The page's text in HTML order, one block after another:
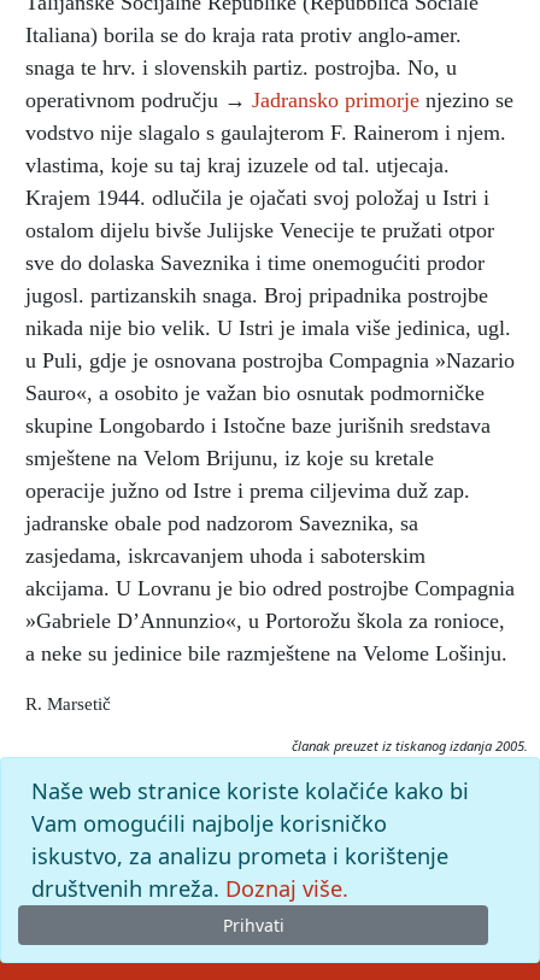
Italiana) borila se do kraja rata protiv anglo-amer.
snaga te hrv. i slovenskih partiz. postrojba. No, u
operativnom području → Jadransko primorje njezino se
vodstvo nije slagalo s gaulajterom F. Rainerom i njem.
vlastima, koje su taj kraj izuzele od tal. utjecaja.
Krajem 1944. odlučila je ojačati svoj položaj u Istri i
ostalom dijelu bivše Julijske Venecije te pružati otpor
sve do dolaska Saveznika i time onemogućiti prodor
jugosl. partizanskih snaga. Broj pripadnika postrojbe
nikada nije bio velik. U Istri je imala više jedinica, ugl.
u Puli, gdje je osnovana postrojba Compagnia »Nazario
Sauro«, a osobito je važan bio osnutak podmorničke
skupine Longobardo i Istočne baze jurišnih sredstava
smještene na Velom Brijunu, iz koje su kretale
operacije južno od Istre i prema ciljevima duž zap.
jadranske obale pod nadzorom Saveznika, sa
zasjedama, iskrcavanjem uhoda i saboterskim
akcijama. U Lovranu je bio odred postrojbe Compagnia
»Gabriele D’Annunzio«, u Portorožu škola za ronioce,
a neke su jedinice bile razmještene na Velome Lošinju.
R. Marsetič
članak preuzet iz tiskanog izdanja 2005.
Citiranje:
Istarska enciklopedija (2005), mrežno izdanje.
Leksikografski zavod Miroslav Krleža, 2026. Pristupljeno
7.8.2026. <https://istra.lzmk.hr/clanak/668>.
Naše web stranice koriste kolačiće kako bi
Vam omogućili najbolje korisničko
iskustvo, za analizu prometa i korištenje
društvenih mreža. Doznaj više.
Prihvati
© 2026Leksikografski zavodMiroslav Krleža